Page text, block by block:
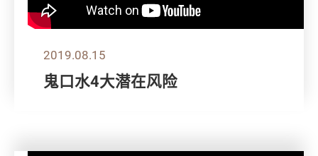
2019.08.15
鬼口水4大潜在风险